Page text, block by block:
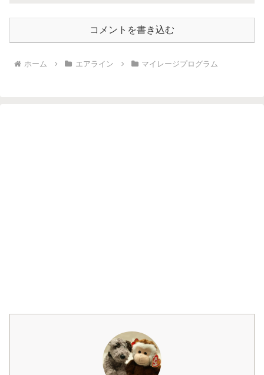
コメントを書き込む
ホーム エアライン マイレージプログラム